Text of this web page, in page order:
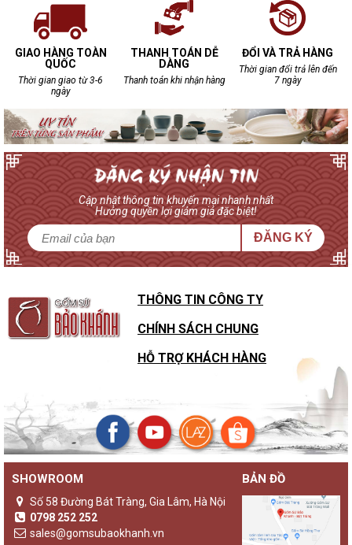
GIAO HÀNG TOÀN
QUỐC
Thời gian giao từ 3-6
ngày
THANH TOÁN DỄ
DÀNG
Thanh toán khi nhận hàng
ĐỔI VÀ TRẢ HÀNG
Thời gian đổi trả lên đến
7 ngày
Cập nhật thông tin khuyến mại nhanh nhất
Hưởng quyền lợi giảm giá đặc biệt!
ĐĂNG KÝ
THÔNG TIN CÔNG TY
CHÍNH SÁCH CHUNG
HỖ TRỢ KHÁCH HÀNG
SHOWROOM
Số 58 Đường Bát Tràng, Gia Lâm, Hà Nội
0798 252 252
sales@gomsubaokhanh.vn
BẢN ĐỒ